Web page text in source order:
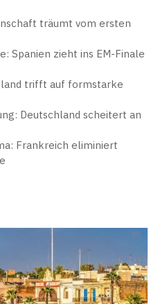
träumt vom ersten
Spanien zieht ins EM-Finale
trifft auf formstarke
Deutschland scheitert an
Frankreich eliminiert